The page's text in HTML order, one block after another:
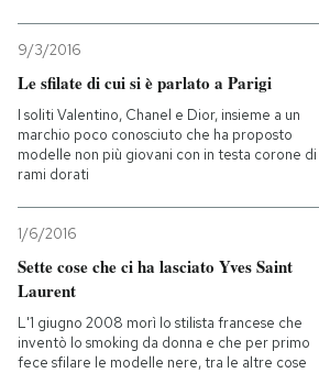
9/3/2016
Le sfilate di cui si è parlato a Parigi
I soliti Valentino, Chanel e Dior, insieme a un
marchio poco conosciuto che ha proposto
modelle non più giovani con in testa corone di
rami dorati
1/6/2016
Sette cose che ci ha lasciato Yves Saint
Laurent
L'1 giugno 2008 morì lo stilista francese che
inventò lo smoking da donna e che per primo
fece sfilare le modelle nere, tra le altre cose